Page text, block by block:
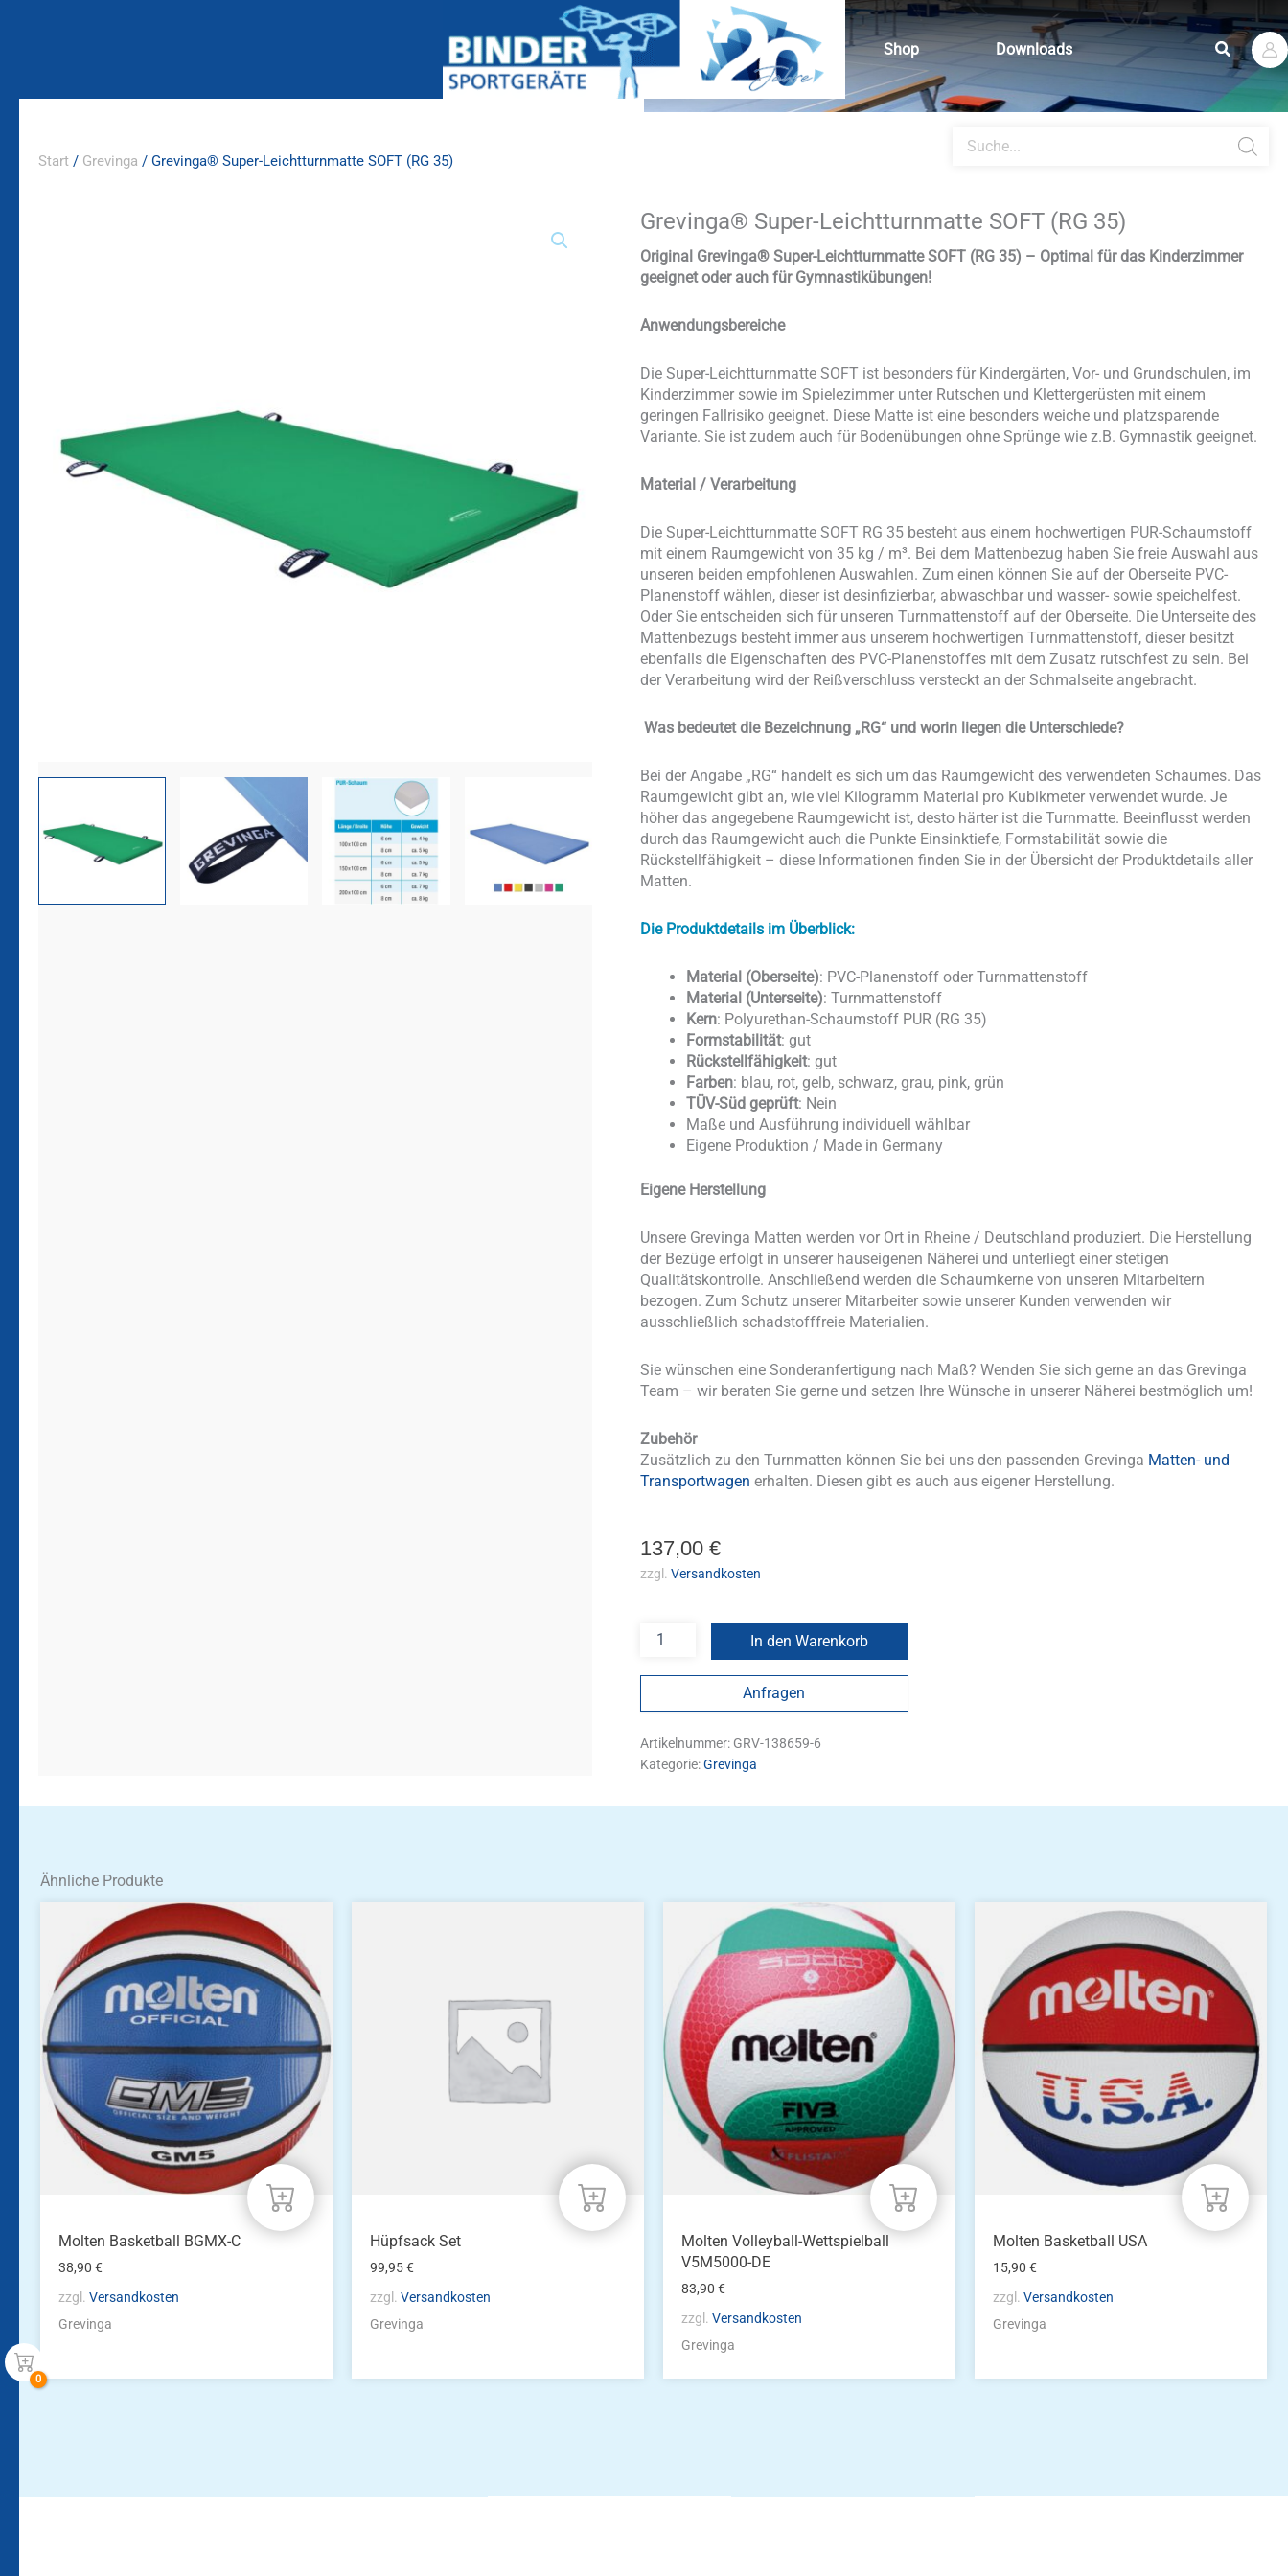
Shop Downloads Suchen
search
Start / Grevinga / Grevinga® Super-Leichtturnmatte SOFT (RG 35)
Grevinga® Super-Leichtturnmatte SOFT (RG 35)
Original Grevinga® Super-Leichtturnmatte SOFT (RG 35) – Optimal für das Kinderzimmer
geeignet oder auch für Gymnastikübungen!
Anwendungsbereiche
Die Super-Leichtturnmatte SOFT ist besonders für Kindergärten, Vor- und Grundschulen, im
Kinderzimmer sowie im Spielezimmer unter Rutschen und Klettergerüsten mit einem
geringen Fallrisiko geeignet. Diese Matte ist eine besonders weiche und platzsparende
Variante. Sie ist zudem auch für Bodenübungen ohne Sprünge wie z.B. Gymnastik geeignet.
Material / Verarbeitung
Die Super-Leichtturnmatte SOFT RG 35 besteht aus einem hochwertigen PUR-Schaumstoff
mit einem Raumgewicht von 35 kg / m³. Bei dem Mattenbezug haben Sie freie Auswahl aus
unseren beiden empfohlenen Auswahlen. Zum einen können Sie auf der Oberseite PVC-
Planenstoff wählen, dieser ist desinfizierbar, abwaschbar und wasser- sowie speichelfest.
Oder Sie entscheiden sich für unseren Turnmattenstoff auf der Oberseite. Die Unterseite des
Mattenbezugs besteht immer aus unserem hochwertigen Turnmattenstoff, dieser besitzt
ebenfalls die Eigenschaften des PVC-Planenstoffes mit dem Zusatz rutschfest zu sein. Bei
der Verarbeitung wird der Reißverschluss versteckt an der Schmalseite angebracht.
Was bedeutet die Bezeichnung „RG“ und worin liegen die Unterschiede?
Bei der Angabe „RG“ handelt es sich um das Raumgewicht des verwendeten Schaumes. Das
Raumgewicht gibt an, wie viel Kilogramm Material pro Kubikmeter verwendet wurde. Je
höher das angegebene Raumgewicht ist, desto härter ist die Turnmatte. Beeinflusst werden
durch das Raumgewicht auch die Punkte Einsinktiefe, Formstabilität sowie die
Rückstellfähigkeit – diese Informationen finden Sie in der Übersicht der Produktdetails aller
Matten.
Die Produktdetails im Überblick:
Material (Oberseite): PVC-Planenstoff oder Turnmattenstoff
Material (Unterseite): Turnmattenstoff
Kern: Polyurethan-Schaumstoff PUR (RG 35)
Formstabilität: gut
Rückstellfähigkeit: gut
Farben: blau, rot, gelb, schwarz, grau, pink, grün
TÜV-Süd geprüft: Nein
Maße und Ausführung individuell wählbar
Eigene Produktion / Made in Germany
Eigene Herstellung
Unsere Grevinga Matten werden vor Ort in Rheine / Deutschland produziert. Die Herstellung
der Bezüge erfolgt in unserer hauseigenen Näherei und unterliegt einer stetigen
Qualitätskontrolle. Anschließend werden die Schaumkerne von unseren Mitarbeitern
bezogen. Zum Schutz unserer Mitarbeiter sowie unserer Kunden verwenden wir
ausschließlich schadstofffreie Materialien.
Sie wünschen eine Sonderanfertigung nach Maß? Wenden Sie sich gerne an das Grevinga
Team – wir beraten Sie gerne und setzen Ihre Wünsche in unserer Näherei bestmöglich um!
Zubehör
Zusätzlich zu den Turnmatten können Sie bei uns den passenden Grevinga Matten- und
Transportwagen erhalten. Diesen gibt es auch aus eigener Herstellung.
137,00 €
zzgl. Versandkosten
Grevinga®
Leichtturnmatte
SOFT
Menge
In den Warenkorb
Anfragen
Artikelnummer: GRV-138659-6
Kategorie:Grevinga
Ähnliche Produkte
Molten Basketball BGMX-C
38,90€
zzgl.Versandkosten
Grevinga
Hüpfsack Set
99,95€
zzgl.Versandkosten
Grevinga
Molten Volleyball-Wettspielball
V5M5000-DE
83,90€
zzgl.Versandkosten
Grevinga
Molten Basketball USA
15,90€
zzgl.Versandkosten
Grevinga